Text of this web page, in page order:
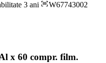
3 ani
W67743002
x 60 compr. film.